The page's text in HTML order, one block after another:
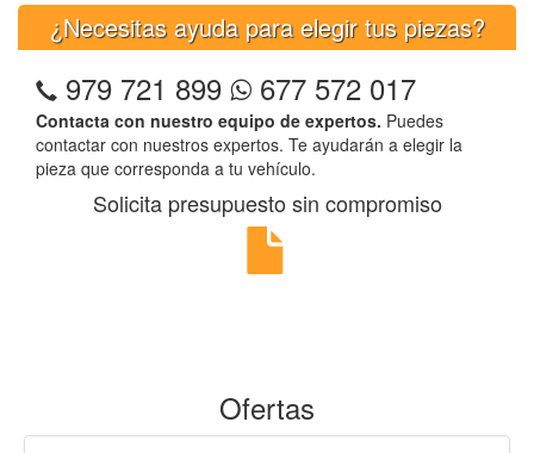
¿Necesitas ayuda para elegir tus piezas?
979 721 899 677 572 017
Contacta con nuestro equipo de expertos. Puedes
contactar con nuestros expertos. Te ayudarán a elegir la
pieza que corresponda a tu vehículo.
Solicita presupuesto sin compromiso
Ofertas